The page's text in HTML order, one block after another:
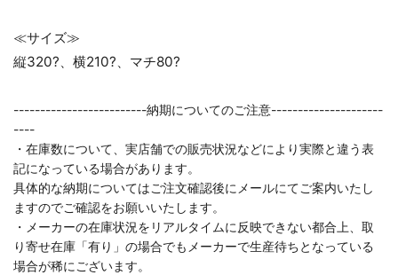
≪サイズ≫
縦320?、横210?、マチ80?
-------------------------納期についてのご注意---------------------
----
・在庫数について、実店舗での販売状況などにより実際と違う表
記になっている場合があります。
具体的な納期についてはご注文確認後にメールにてご案内いたし
ますのでご確認をお願いいたします。
・メーカーの在庫状況をリアルタイムに反映できない都合上、取
り寄せ在庫「有り」の場合でもメーカーで生産待ちとなっている
場合が稀にございます。